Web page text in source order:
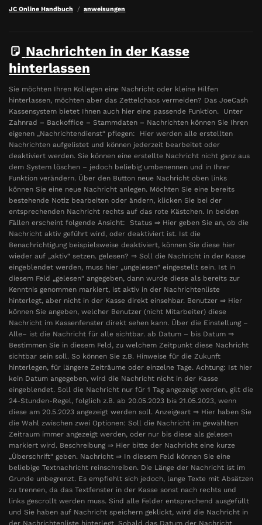
JC Online Handbuch anweisungen
Nachrichten in der Kasse
hinterlassen
Sie möchten Ihren Kollegen eine Nachricht oder kleine Hilfen
hinterlassen, möchten aber das Zettelchaos vermeiden? Das JoeCash
Kassensystem bietet Ihnen auch hier eine passende Funktion. Unter
Zahnrad – Backoffice – Stammdaten – Nachrichten können Sie Ihren
eigenen „Nachrichtendienst“ pflegen: Hier werden alle erstellten
Nachrichten aufgelistet und können jederzeit bearbeitet oder
deaktiviert werden. Sie können eine erstellte Nachricht nicht ganz aus
dem System löschen – jedoch beliebig umbenennen und in Ihrer
Funktion verändern. Über den Button neue Nachricht oben links
können Sie eine neue Nachricht anlegen. Möchten Sie eine bereits
bestehende Notiz bearbeiten oder ändern, klicken Sie bei der
entsprechenden Nachricht rechts auf das rote Kästchen. In beiden
Fällen erscheint folgende Ansicht: Status ⇒ Hier geben Sie an, ob die
Nachricht aktiv geführt wird, oder deaktiviert ist. Ist die
Benachrichtigung beispielsweise deaktiviert, können Sie diese hier
wieder auf „aktiv“ setzen. gelesen? ⇒ Soll die Nachricht in der Kasse
eingeblendet werden, muss hier „ungelesen“ eingestellt sein. Ist in
diesem Feld „gelesen“ angegeben, dann wurde diese als bereits zur
Kenntnis genommen markiert, ist aktiv in der Nachrichtenliste
hinterlegt, aber nicht in der Kasse direkt einsehbar. Benutzer ⇒ Hier
können Sie angeben, welcher Benutzer (nicht Mitarbeiter) diese
Nachricht im Kassenfenster direkt sehen kann. Über die Einstellung –
Alle– ist die Nachricht für alle sichtbar. ab Datum – bis Datum ⇒
Bestimmen Sie in diesem Feld, zu welchem Zeitpunkt diese Nachricht
sichtbar sein soll. So können Sie z.B. Hinweise für die Zukunft
hinterlegen, für längere Zeiträume oder einzelne Tage. Achtung: Ist hier
kein Datum angegeben, wird die Nachricht nicht in der Kasse
eingeblendet. Soll die Nachricht nur für 1 Tag angezeigt werden, gilt die
24-Stunden-Regel, folglich z.B. ab 20.05.2023 bis 21.05.2023, wenn
diese am 20.5.2023 angezeigt werden soll. Anzeigeart ⇒ Hier haben Sie
die Wahl zwischen zwei Optionen: Soll die Nachricht im gewählten
Zeitraum immer angezeigt werden, oder nur bis diese als gelesen
markiert wird. Beschreibung ⇒ Hier bitte der Nachricht eine kurze
„Überschrift“ geben. Nachricht ⇒ In diesem Feld können Sie eine
beliebige Textnachricht reinschreiben. Die Länge der Nachricht ist im
Grunde unbegrenzt. Es empfiehlt sich jedoch, lange Texte mit Absätzen
zu trennen, da das Textfenster in der Kasse sonst nach rechts und
links gescrollt werden muss. Sind alle Felder entsprechend ausgefüllt
und Sie haben auf Nachricht speichern geklickt, wird die Nachricht in
der Nachrichtenliste hinterlegt. Sobald das Datum der Nachricht